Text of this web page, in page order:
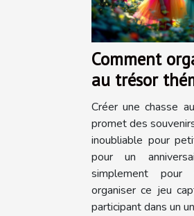
Comment
au trésor
inoubliable ?
Créer une chasse
promet des
inoubliable pour
pour un
simplement pour
organiser ce jeu
participant dans un